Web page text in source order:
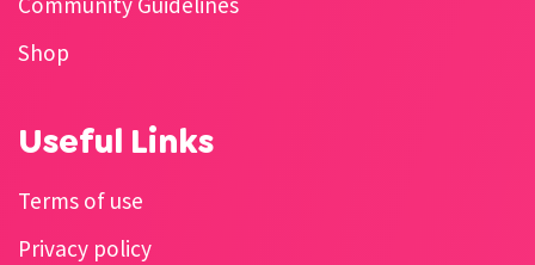
Shop
Useful Links
Terms of use
Privacy policy